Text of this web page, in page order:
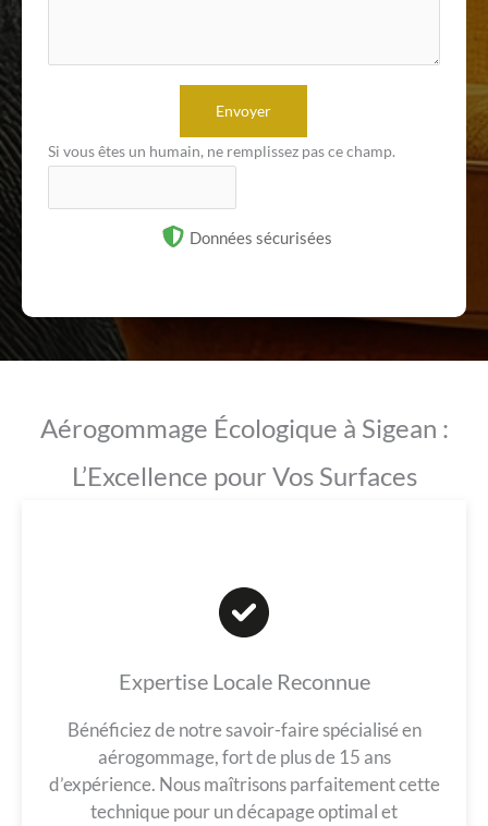
Envoyer
Si vous êtes un humain, ne remplissez pas ce champ.
Données sécurisées
Aérogommage Écologique à Sigean :
L’Excellence pour Vos Surfaces
Expertise Locale Reconnue
Bénéficiez de notre savoir-faire spécialisé en
aérogommage, fort de plus de 15 ans
d’expérience. Nous maîtrisons parfaitement cette
technique pour un décapage optimal et